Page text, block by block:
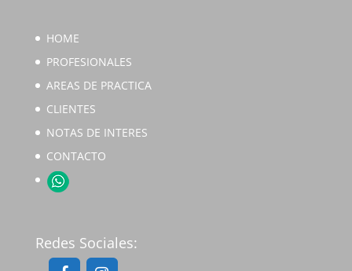
HOME
PROFESIONALES
AREAS DE PRACTICA
CLIENTES
NOTAS DE INTERES
CONTACTO
Redes Sociales: